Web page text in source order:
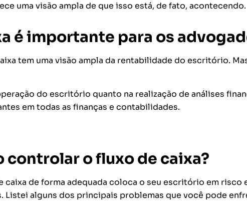
uma visão ampla de que isso está, de fato, acontecendo.
é importante para os
tem uma visão ampla da rentabilidade do escritório.
do escritório quanto na realização de análises
em todas as finanças e contabilidades.
controlar o fluxo de caixa?
de forma adequada coloca o seu escritório em risco
Listei alguns dos principais problemas que você pode